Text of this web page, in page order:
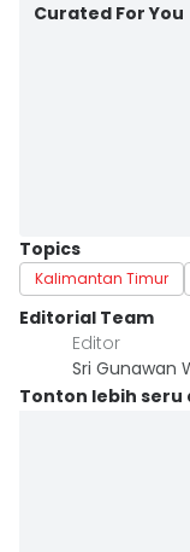
Curated For You
Topics
Kalimantan Timur
Editorial Team
Editor
Sri Gunawan
Tonton lebih seru